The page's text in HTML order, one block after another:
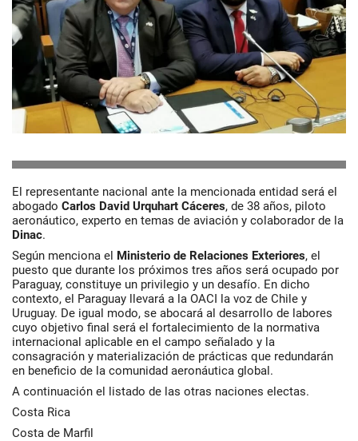
El representante nacional ante la mencionada entidad será el
abogado Carlos David Urquhart Cáceres, de 38 años, piloto
aeronáutico, experto en temas de aviación y colaborador de la
Dinac.
Según menciona el Ministerio de Relaciones Exteriores, el
puesto que durante los próximos tres años será ocupado por
Paraguay, constituye un privilegio y un desafío. En dicho
contexto, el Paraguay llevará a la OACI la voz de Chile y
Uruguay. De igual modo, se abocará al desarrollo de labores
cuyo objetivo final será el fortalecimiento de la normativa
internacional aplicable en el campo señalado y la
consagración y materialización de prácticas que redundarán
en beneficio de la comunidad aeronáutica global.
A continuación el listado de las otras naciones electas.
Costa Rica
Costa de Marfil